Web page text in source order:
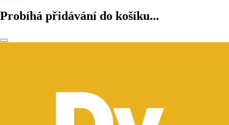
Probíhá přidávání do košíku...